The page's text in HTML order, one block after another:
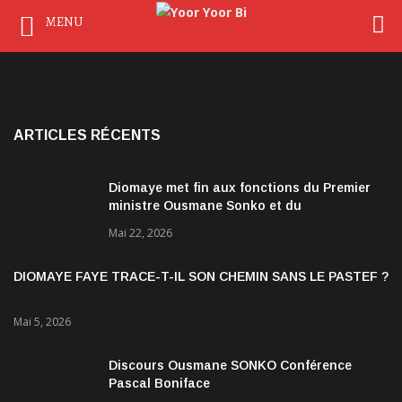
ARTICLES RÉCENTS
Diomaye met fin aux fonctions du Premier
ministre Ousmane Sonko et du
Mai 22, 2026
DIOMAYE FAYE TRACE-T-IL SON CHEMIN SANS LE PASTEF ?
Mai 5, 2026
Discours Ousmane SONKO Conférence
Pascal Boniface
MENU